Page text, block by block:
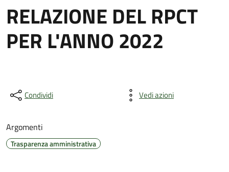
RELAZIONE DEL RPCT
PER L'ANNO 2022
Condividi Vedi azioni
Argomenti
Trasparenza amministrativa